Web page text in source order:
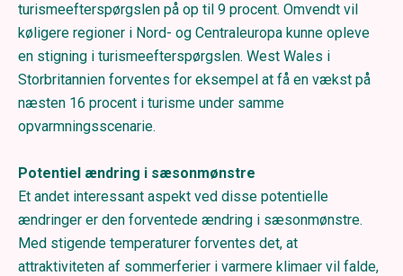
turismeefterspørgslen på op til 9 procent. Omvendt vil
køligere regioner i Nord- og Centraleuropa kunne opleve
en stigning i turismeefterspørgslen. West Wales i
Storbritannien forventes for eksempel at få en vækst på
næsten 16 procent i turisme under samme
opvarmningsscenarie.
Potentiel ændring i sæsonmønstre
Et andet interessant aspekt ved disse potentielle
ændringer er den forventede ændring i sæsonmønstre.
Med stigende temperaturer forventes det, at
attraktiviteten af sommerferier i varmere klimaer vil falde,